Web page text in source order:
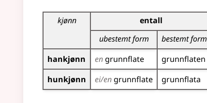
Bøyingstabell for dette substantivet
kjønn entall
ubestemt form
bestemt form
hankjønn
en grunnflate grunnflaten
hunkjønn
ei/en grunnflate grunnflata